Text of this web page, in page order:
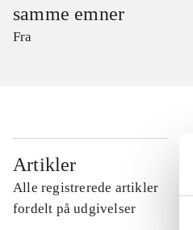
samme emner
Fra
Artikler
Alle registrerede artikler
fordelt på udgivelser